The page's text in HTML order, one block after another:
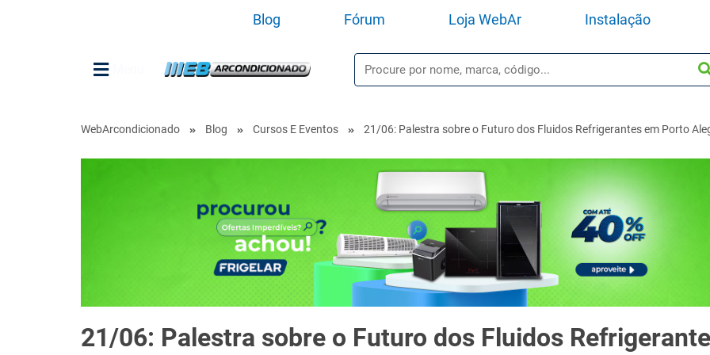
Blog Fórum Loja WebAr Instalação
WebArcondicionado Blog Cursos E Eventos 21/06: Palestra sobre o Futuro dos Fluidos Refrigerantes em Porto
21/06: Palestra sobre o Futuro dos Fluidos